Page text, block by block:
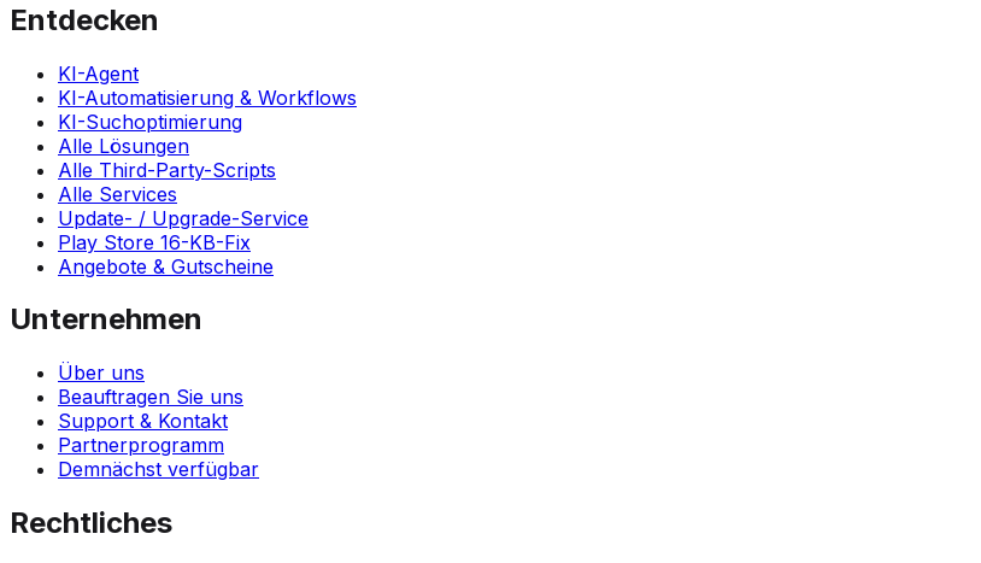
Entdecken
KI-Agent
KI-Automatisierung & Workflows
KI-Suchoptimierung
Alle Lösungen
Alle Third-Party-Scripts
Alle Services
Update- / Upgrade-Service
Play Store 16-KB-Fix
Angebote & Gutscheine
Unternehmen
Über uns
Beauftragen Sie uns
Support & Kontakt
Partnerprogramm
Demnächst verfügbar
Rechtliches